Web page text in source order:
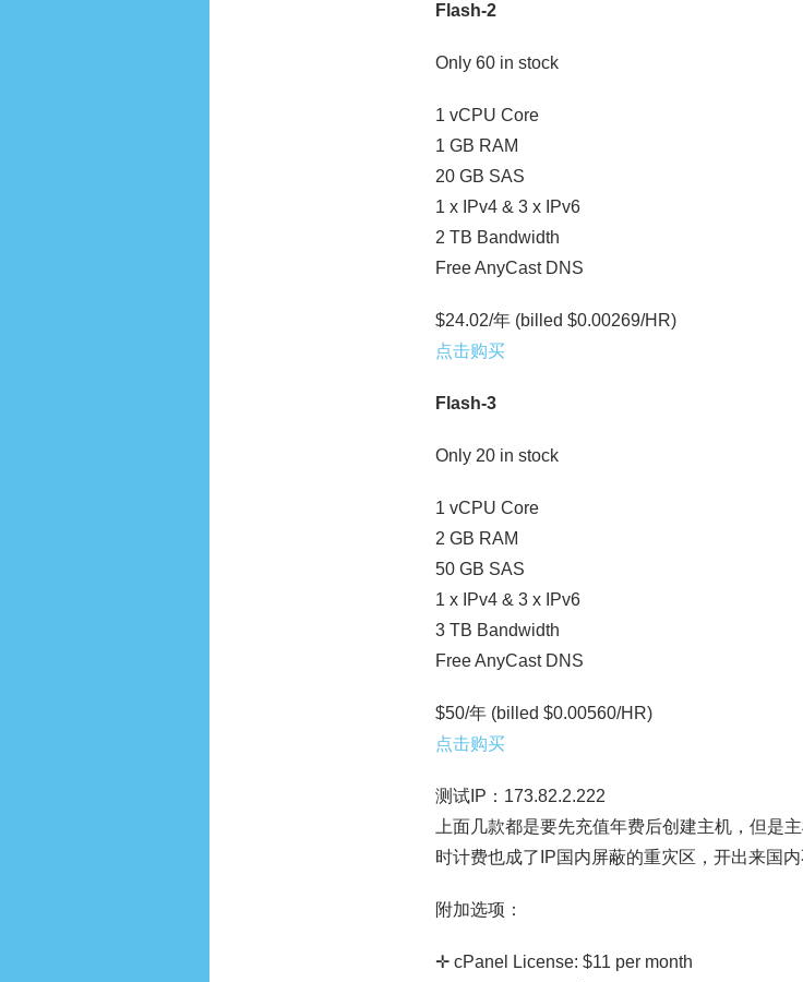
Flash-2
Only 60 in stock
1 vCPU Core
1 GB RAM
20 GB SAS
1 x IPv4 & 3 x IPv6
2 TB Bandwidth
Free AnyCast DNS
$24.02/年 (billed $0.00269/HR)
点击购买
Flash-3
Only 20 in stock
1 vCPU Core
2 GB RAM
50 GB SAS
1 x IPv4 & 3 x IPv6
3 TB Bandwidth
Free AnyCast DNS
$50/年 (billed $0.00560/HR)
点击购买
测试IP：173.82.2.222
上面几款都是要先充值年费后创建主机，但是
时计费也成了IP国内屏蔽的重灾区，开出来国
附加选项：
✛ cPanel License: $11 per month